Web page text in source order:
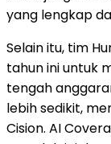
yang lengkap
Selain itu, tim
tahun ini untuk
tengah
lebih sedikit,
Cision. AI